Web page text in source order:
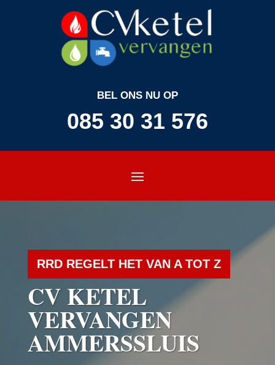
BEL ONS NU OP
085 30 31 576
RRD REGELT HET VAN A TOT Z
CV KETEL
VERVANGEN
AMMERSSLUIS